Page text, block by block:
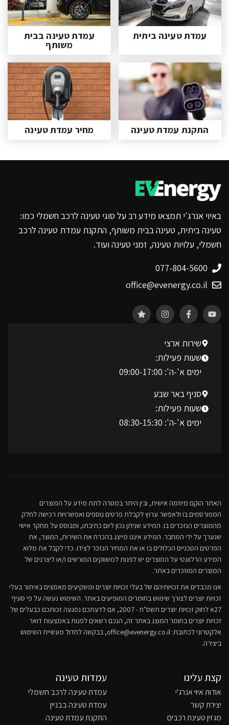
עמדת טעינה ביתית עמדת טעינה בבית
משותף
התקנת עמדת טעינה מחיר עמדת טעינה
באיוי אנרג'י תמצאו מידע רב על סוגי טעינה לרכב חשמלי כמו:
טעינה ביתית, טעינה בבית משותף, התקנת עמדת טעינה לרכב
חשמלי, עלויות טעינה, זמני טעינה ועוד.
077-804-5600
office@evenergy.co.il
שירות ארצי
שעות פעילות:
ימים א'-ה': 09:00-17:00
סניף באר שבע
שעות פעילות:
ימים א'-ה': 08:30-15:30
האתר הוקם מיוזמה אישית, ובין היתר במטרה לתת מידע על המוצרים
המפורסמים בו ולאפשר ערוץ לקבלת פרטים נוספים ואפשרויות רכישה לחלק
מהמוצרים הנזכרים בו. המידע שניתן נכון ליום כתיבתו, ומבוסס על מחקר אישי
שנערך על ידי המחבר. המידע איננו מייצג בהכרח את השירות, המוצר, את
הפרטים הטכניים הכלולים בו או את המחיר הנזכר לצידו. כדי לקבל את מלוא
המידע הרלוונטי על המוצרים יש לפנות למשווקים המורשים ו/או ליצרנים של
המוצרים המוזכרים באתר.
אנו מכבדים את זכויותיהם של בעלי זכויות יוצרים ומשקיעים מאמצים באיתור בעלי
זכויות יוצרים לצורך שימוש בחומרים המופיעים באתר. השימוש נעשה על פי סעיף
27א לחוק זכויות יוצרים תשס"ח - 2007, אם לדעתכם נפגעה זכותכם כבעלים של
זכויות יוצרים בחומר המוצג באתר זה, הנכם רשאים לפנות באמצעות דואר
אלקטרוני לכתובת: office@evenergy.co.il, בבקשה לחדול מעשיית השימוש
ביצירה.
קצת עלינו
אודות איוי אנרג'י
יצירת קשר
מגזין טעינת רכבים
עמדות טעינה
עמדת טעינה לרכב חשמלי
עמדת טעינה בבניין
התקנת עמדת טעינה